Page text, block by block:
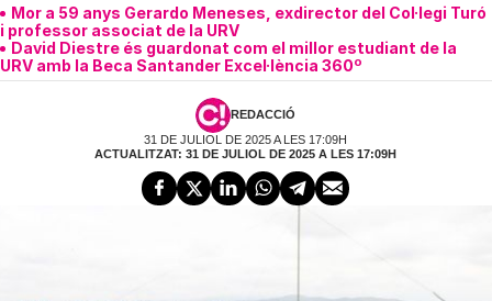
Mor a 59 anys Gerardo Meneses, exdirector del Col·legi Turó
i professor associat de la URV
David Diestre és guardonat com el millor estudiant de la
URV amb la Beca Santander Excel·lència 360º
REDACCIÓ
31 DE JULIOL DE 2025 A LES 17:09H
ACTUALITZAT: 31 DE JULIOL DE 2025 A LES 17:09H